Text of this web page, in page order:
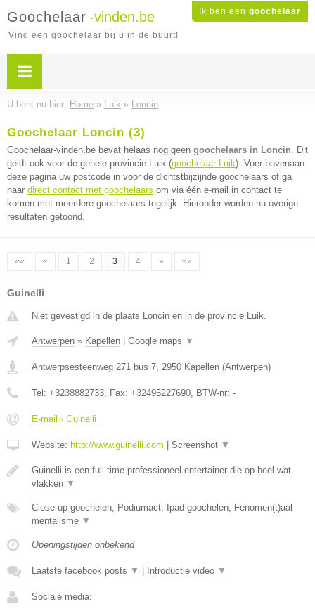
Ik ben een goochelaar
Goochelaar -vinden.be
Vind een goochelaar bij u in de buurt!
U bent nu hier: Home » Luik » Loncin
Goochelaar Loncin (3)
Goochelaar-vinden.be bevat helaas nog geen goochelaars in Loncin. Dit
geldt ook voor de gehele provincie Luik (goochelaar Luik). Voer bovenaan
deze pagina uw postcode in voor de dichtstbijzijnde goochelaars of ga
naar direct contact met goochelaars om via één e-mail in contact te
komen met meerdere goochelaars tegelijk. Hieronder worden nu overige
resultaten getoond.
«« « 1 2 3 4 » »»
Guinelli
Niet gevestigd in de plaats Loncin en in de provincie Luik.
Antwerpen » Kapellen Google maps ▼
Antwerpsesteenweg 271 bus 7, 2950 Kapellen (Antwerpen)
Tel: +3238882733, Fax: +32495227690, BTW-nr: -
E-mail › Guinelli
Website: http://www.guinelli.com Screenshot ▼
Guinelli is een full-time professioneel entertainer die op heel wat
vlakken ▼
Close-up goochelen, Podiumact, Ipad goochelen, Fenomen(t)aal
mentalisme ▼
Openingstijden onbekend
Laatste facebook posts ▼ Introductie video ▼
Sociale media: